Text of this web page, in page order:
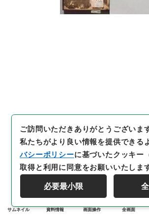
サムネイル 資料情報 画面操作 全画面
ご訪問いただきありがとうございま
私たちがより良い情報を提供できる
バシーポリシーに基づいたクッキー
取得と利用に同意をお願いいたしま
必要最小限